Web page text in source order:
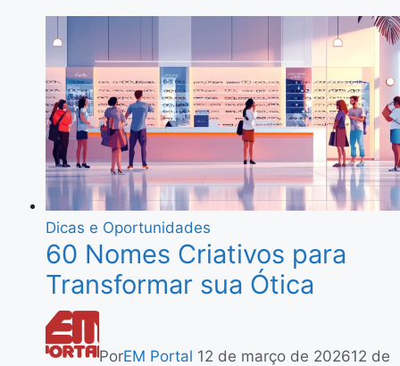
Dicas e Oportunidades
60 Nomes Criativos para
Transformar sua Ótica
PorEM Portal 12 de março de 202612 de